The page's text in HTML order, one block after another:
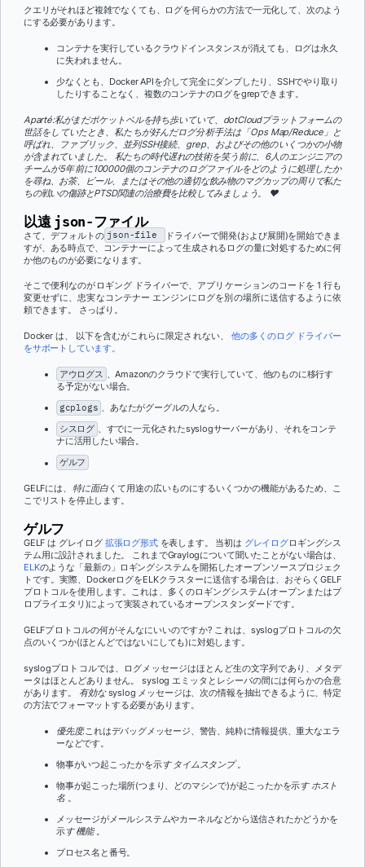
クエリがそれほど複雑でなくても、ログを何らかの方法で一元化して、次のよう
にする必要があります。
コンテナを実行しているクラウドインスタンスが消えても、ログは永久
に失われません。
少なくとも、Docker APIを介して完全にダンプしたり、SSHでやり取り
したりすることなく、複数のコンテナのログをgrepできます。
Aparté:私がまだポケットベルを持ち歩いていて、dotCloudプラットフォームの
世話をしていたとき、私たちが好んだログ分析手法は「Ops Map/Reduce」と
呼ばれ、ファブリック、並列SSH接続、grep、およびその他のいくつかの小物
が含まれていました。 私たちの時代遅れの技術を笑う前に、6人のエンジニアの
チームが5年前に100000個のコンテナのログファイルをどのように処理したか
を尋ね、お茶、ビール、またはその他の適切な飲み物のマグカップの周りで私た
ちの戦いの傷跡とPTSD関連の治療費を比較してみましょう。 ♥
以遠 json-ファイル
さて、デフォルトの json-file
ドライバーで開発(および展開)を開始できま
すが、ある時点で、コンテナーによって生成されるログの量に対処するために何
か他のものが必要になります。
そこで便利なのがロギング ドライバーで、アプリケーションのコードを 1 行も
変更せずに、忠実なコンテナー エンジンにログを別の場所に送信するように依
頼できます。 さっぱり。
Docker は、 以下を含むがこれらに限定されない、
他の多くのログ ドライバー
をサポートしています。
アウログス 、Amazonのクラウドで実行していて、他のものに移行す
る予定がない場合。
gcplogs 、あなたがグーグルの人なら。
シスログ 、すでに一元化されたsyslogサーバーがあり、それをコンテ
ナに活用したい場合。
ゲルフ
GELFには、 特に面白くて用途の広いものにするいくつかの機能があるため、こ
こでリストを停止します。
ゲルフ
GELF は グレイログ 拡張ログ形式を表します。 当初は グレイログロギングシス
テム用に設計されました。 これまでGraylogについて聞いたことがない場合は、
ELKのような「最新の」ロギングシステムを開拓したオープンソースプロジェク
トです。実際、DockerログをELKクラスターに送信する場合は、おそらくGELF
プロトコルを使用します。これは、多くのロギングシステム(オープンまたはプ
ロプライエタリ)によって実装されているオープンスタンダードです。
GELFプロトコルの何がそんなにいいのですか? これは、syslogプロトコルの欠
点のいくつか(ほとんどではないにしても)に対処します。
syslogプロトコルでは、ログメッセージはほとんど生の文字列であり、メタデ
ータはほとんどありません。 syslog エミッタとレシーバの間には何らかの合意
があります。 有効なsyslog メッセージは、次の情報を抽出できるように、特定
の方法でフォーマットする必要があります。
優先度:これはデバッグメッセージ、警告、純粋に情報提供、重大なエラ
ーなどです。
物事がいつ起こったかを示す タイムスタンプ。
物事が起こった場所(つまり、どのマシンで)が起こったかを示す ホスト
名 。
メッセージがメールシステムやカーネルなどから送信されたかどうかを
示す 機能。
プロセス名と番号。